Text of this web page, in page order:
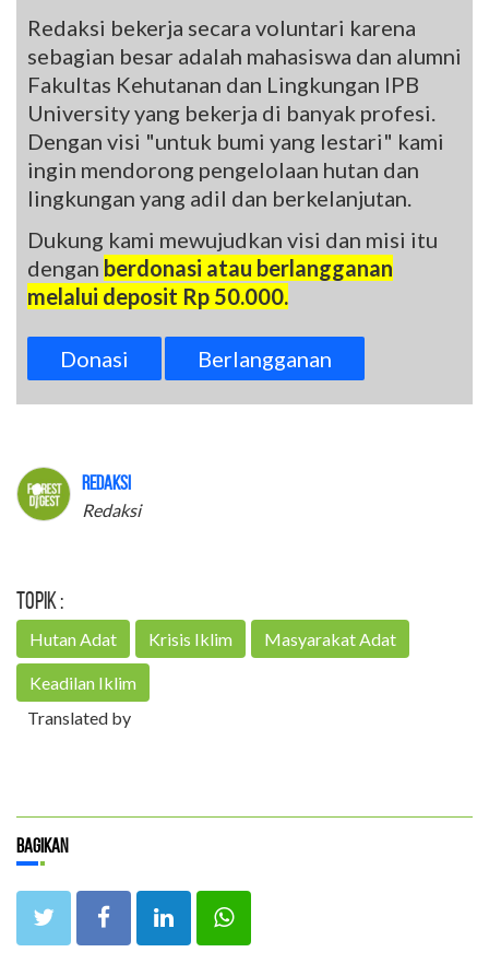
Redaksi bekerja secara voluntari karena
sebagian besar adalah mahasiswa dan alumni
Fakultas Kehutanan dan Lingkungan IPB
University yang bekerja di banyak profesi.
Dengan visi "untuk bumi yang lestari" kami
ingin mendorong pengelolaan hutan dan
lingkungan yang adil dan berkelanjutan.
Dukung kami mewujudkan visi dan misi itu
dengan berdonasi atau berlangganan
melalui deposit Rp 50.000.
Donasi Berlangganan
Redaksi
Redaksi
Topik :
Hutan Adat Krisis Iklim Masyarakat Adat
Keadilan Iklim
Translated by
Bagikan